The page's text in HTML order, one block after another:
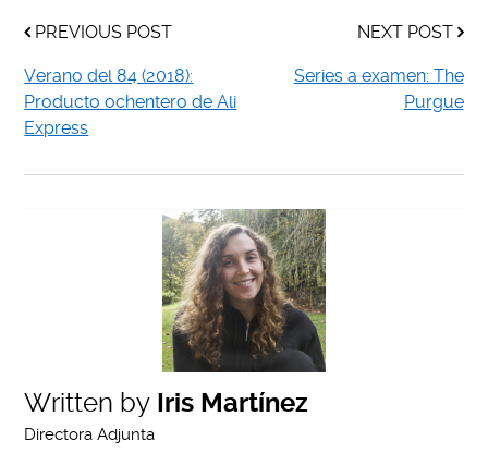
PREVIOUS POST
Verano del 84 (2018):
Producto ochentero de Ali
Express
NEXT POST
Series a examen: The
Purgue
Written by Iris Martínez
Directora Adjunta